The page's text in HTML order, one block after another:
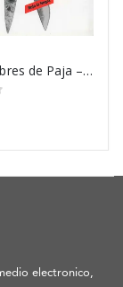
Los Hombres de Paja – Michael Marshall Smith
electronico,